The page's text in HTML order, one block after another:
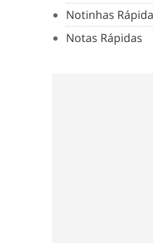
Notinhas
Notas Rápidas